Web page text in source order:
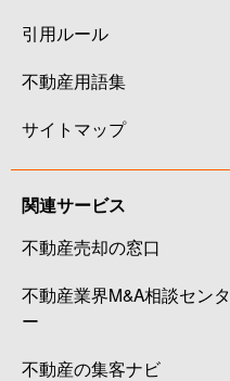
引用ルール
不動産用語集
サイトマップ
関連サービス
不動産売却の窓口
不動産業界M&A相談センタ
ー
不動産の集客ナビ